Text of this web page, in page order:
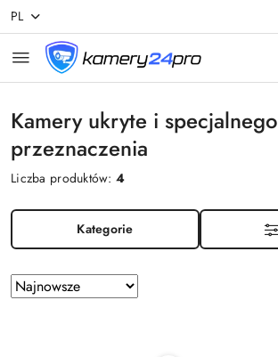
Przejdź do treści głównej
Przejdź do wyszukiwarki
Przejdź do moje konto
Przejdź do menu głównego
Przejdź do stopki
PL
Kamery ukryte i specjalnego
przeznaczenia
Liczba produktów:4
Kategorie
Zastosowano
sortowanie:
Sortuj
według